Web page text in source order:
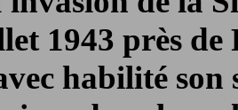
1943 près
habilité